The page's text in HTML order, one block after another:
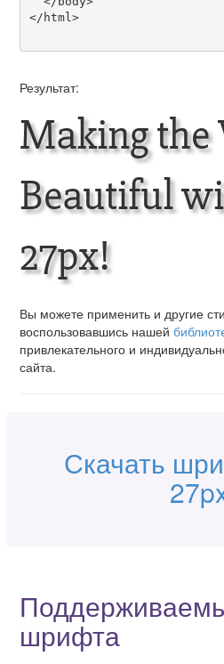
</html>
Результат:
Making the
Beautiful
27px!
Вы можете применить и другие
воспользовавшись нашей
привлекательного и
сайта.
Скачать
шрифта